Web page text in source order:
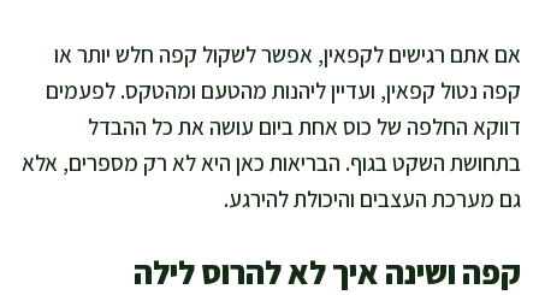
אם אתם רגישים לקפאין, אפשר לשקול קפה חלש יותר או
קפה נטול קפאין, ועדיין ליהנות מהטעם ומהטקס. לפעמים
דווקא החלפה של כוס אחת ביום עושה את כל ההבדל
בתחושת השקט בגוף. הבריאות כאן היא לא רק מספרים, אלא
גם מערכת העצבים והיכולת להירגע.
קפה ושינה איך לא להרוס לילה